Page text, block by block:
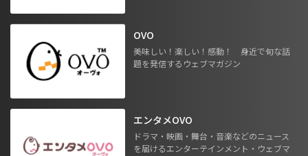
OVO
美味しい！楽しい！感動！ 身近で旬な話
題を発信するウェブマガジン
エンタメOVO
ドラマ・映画・舞台・音楽などのニュース
を届けるエンターテインメント・ウェブマ